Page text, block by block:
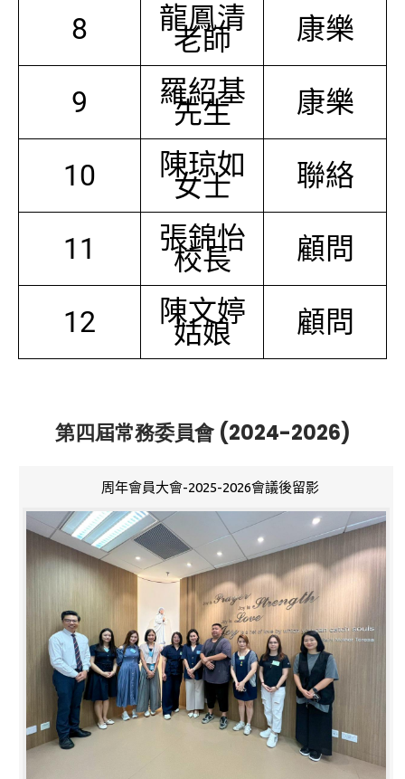
8 龍鳳清
老師 康樂
9 羅紹基
先生 康樂
10 陳琼如
女士 聯絡
11 張錦怡
校長 顧問
12 陳文婷
姑娘 顧問
第四屆常務委員會 (2024-2026)
周年會員大會-2025-2026會議後留影